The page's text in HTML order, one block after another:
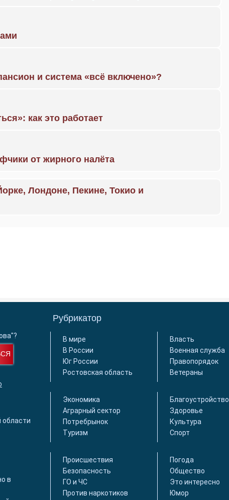
и система «всё включено»?
как это работает
от жирного налёта
Лондоне, Пекине, Токио и
области
в
Рубрикатор
В мире
В России
Юг России
Ростовская область
Власть
Военная служба
Правопорядок
Ветераны
Экономика
Аграрный сектор
Потребрынок
Туризм
Благоустройство
Здоровье
Культура
Спорт
Происшествия
Безопасность
ГО и ЧС
Против наркотиков
Погода
Общество
Это интересно
Юмор